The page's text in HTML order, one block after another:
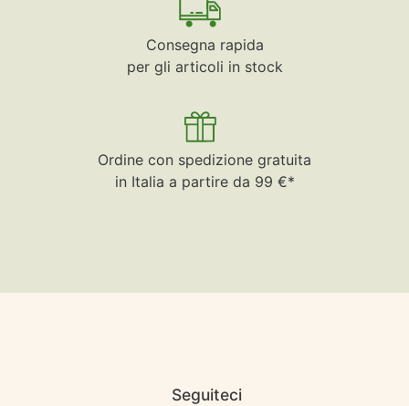
Consegna rapida
per gli articoli in stock
Ordine con spedizione gratuita
in Italia a partire da 99 €*
Seguiteci